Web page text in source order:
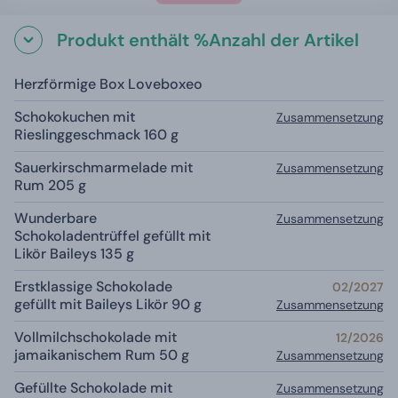
Produkt enthält %Anzahl der Artikel
Herzförmige Box Loveboxeo
Schokokuchen mit
Rieslinggeschmack 160 g
Zusammensetzung
Sauerkirschmarmelade mit
Rum 205 g
Zusammensetzung
Wunderbare
Schokoladentrüffel gefüllt mit
Likör Baileys 135 g
Zusammensetzung
Erstklassige Schokolade
gefüllt mit Baileys Likör 90 g
02/2027
Zusammensetzung
Vollmilchschokolade mit
jamaikanischem Rum 50 g
12/2026
Zusammensetzung
Gefüllte Schokolade mit
Zusammensetzung